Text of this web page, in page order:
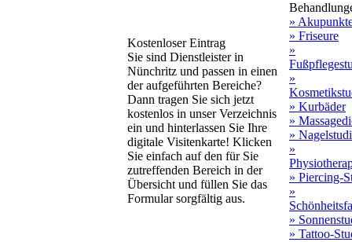
Kostenloser Eintrag
Sie sind Dienstleister in
Nünchritz und passen in einen
der aufgeführten Bereiche?
Dann tragen Sie sich jetzt
kostenlos in unser Verzeichnis
ein und hinterlassen Sie Ihre
digitale Visitenkarte! Klicken
Sie einfach auf den für Sie
zutreffenden Bereich in der
Übersicht und füllen Sie das
Formular sorgfältig aus.
»
» Friseure
»
»
» Kurbäder
»
»
»
» Piercing-
»
»
» Tattoo-